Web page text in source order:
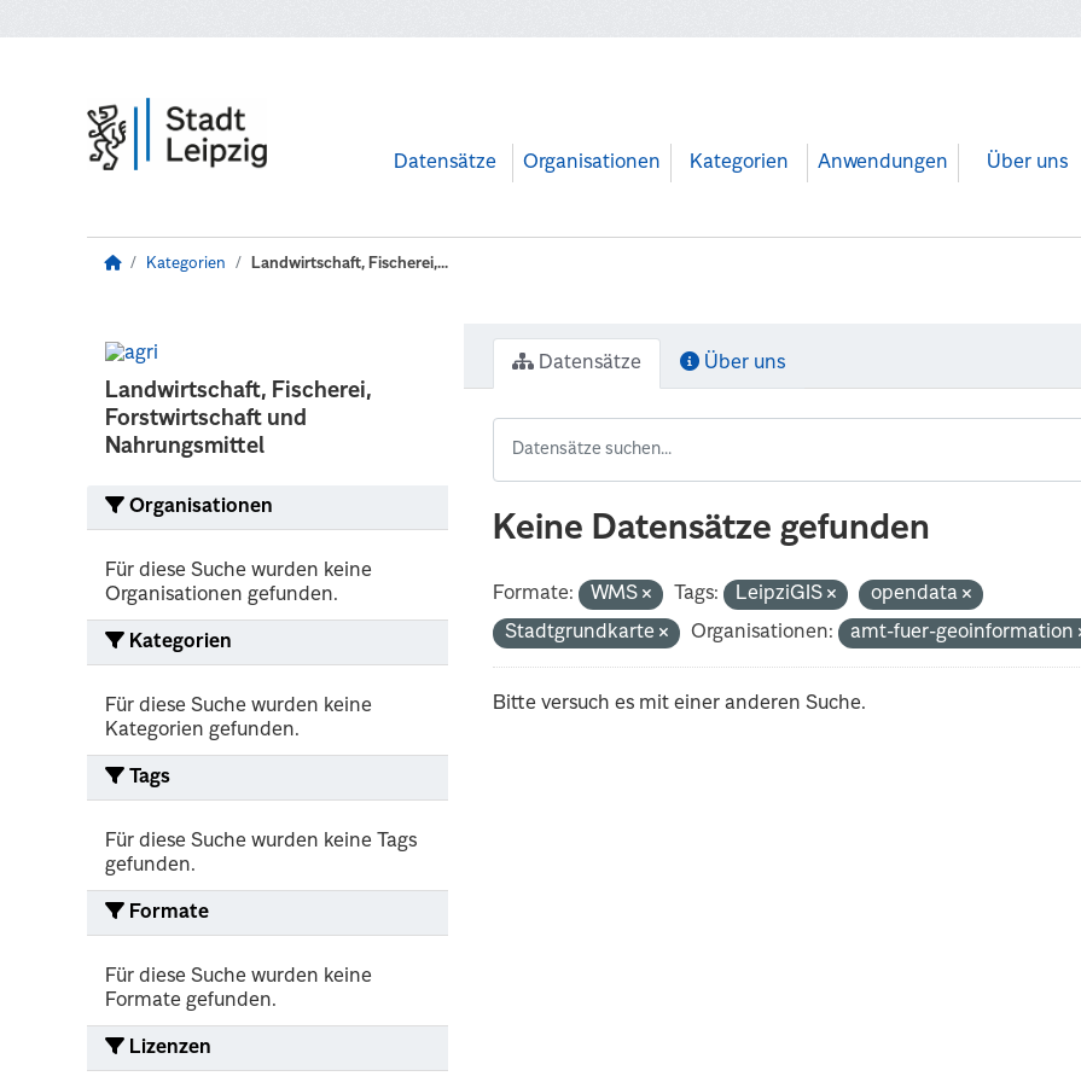
Datensätze Organisationen Kategorien Anwendungen Über uns
Kategorien Landwirtschaft, Fischerei,...
Landwirtschaft, Fischerei,
Forstwirtschaft und
Nahrungsmittel
Organisationen
Für diese Suche wurden keine
Organisationen gefunden.
Kategorien
Für diese Suche wurden keine
Kategorien gefunden.
Tags
Für diese Suche wurden keine Tags
gefunden.
Formate
Für diese Suche wurden keine
Formate gefunden.
Lizenzen
Datensätze Über uns
Keine Datensätze gefunden
Formate: WMS Tags: LeipziGIS
opendata
Stadtgrundkarte
Organisationen: amt-fuer-geoinformation
Bitte versuch es mit einer anderen Suche.